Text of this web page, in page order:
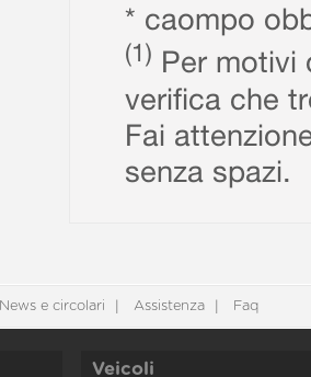
* caompo
(1) Per motivi
verifica che
Fai
senza spazi.
News e circolari Assistenza Faq
Veicoli